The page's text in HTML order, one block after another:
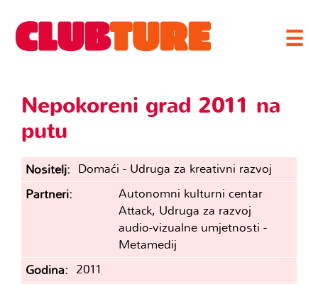
☰
Nepokoreni grad 2011 na
putu
Nositelj
Domaći - Udruga za kreativni razvoj
Partneri
Autonomni kulturni centar
Attack, Udruga za razvoj
audio-vizualne umjetnosti -
Metamedij
Godina
2011